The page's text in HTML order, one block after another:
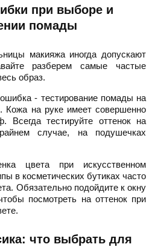
при выборе и
помады
макияжа иногда допускают
разберем самые частые
образ.
- тестирование помады на
Кожа на руке имеет совершенно
Всегда тестируйте оттенок на
случае, на подушечках
цвета при искусственном
в косметических бутиках часто
Обязательно подойдите к окну
посмотреть на оттенок при
что выбрать для